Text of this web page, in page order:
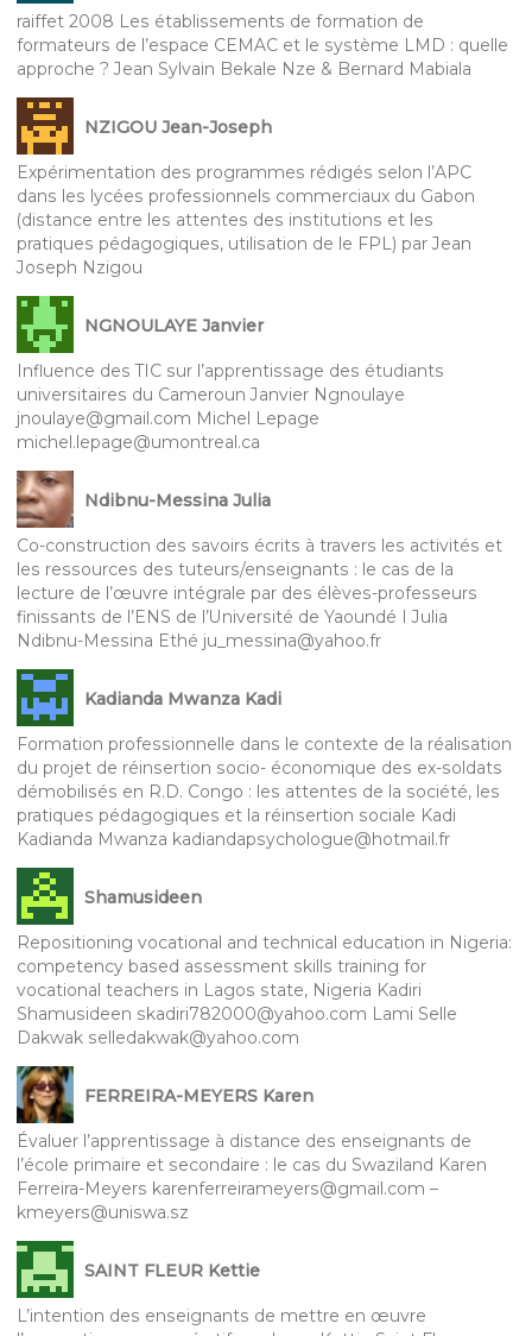
raiffet 2008 Les établissements de formation de
formateurs de l’espace CEMAC et le système LMD : quelle
approche ? Jean Sylvain Bekale Nze & Bernard Mabiala
NZIGOU Jean-Joseph
Expérimentation des programmes rédigés selon l’APC
dans les lycées professionnels commerciaux du Gabon
(distance entre les attentes des institutions et les
pratiques pédagogiques, utilisation de le FPL) par Jean
Joseph Nzigou
NGNOULAYE Janvier
Influence des TIC sur l’apprentissage des étudiants
universitaires du Cameroun Janvier Ngnoulaye
jnoulaye@gmail.com Michel Lepage
michel.lepage@umontreal.ca
Ndibnu-Messina Julia
Co-construction des savoirs écrits à travers les activités et
les ressources des tuteurs/enseignants : le cas de la
lecture de l’œuvre intégrale par des élèves-professeurs
finissants de l’ENS de l’Université de Yaoundé I Julia
Ndibnu-Messina Ethé ju_messina@yahoo.fr
Kadianda Mwanza Kadi
Formation professionnelle dans le contexte de la réalisation
du projet de réinsertion socio- économique des ex-soldats
démobilisés en R.D. Congo : les attentes de la société, les
pratiques pédagogiques et la réinsertion sociale Kadi
Kadianda Mwanza kadiandapsychologue@hotmail.fr
Shamusideen
Repositioning vocational and technical education in Nigeria:
competency based assessment skills training for
vocational teachers in Lagos state, Nigeria Kadiri
Shamusideen skadiri782000@yahoo.com Lami Selle
Dakwak selledakwak@yahoo.com
FERREIRA-MEYERS Karen
Évaluer l’apprentissage à distance des enseignants de
l’école primaire et secondaire : le cas du Swaziland Karen
Ferreira-Meyers karenferreirameyers@gmail.com –
kmeyers@uniswa.sz
SAINT FLEUR Kettie
L’intention des enseignants de mettre en œuvre